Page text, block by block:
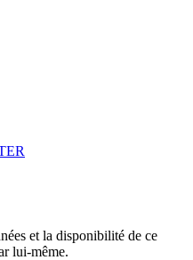
et la disponibilité de ce
lui-même.